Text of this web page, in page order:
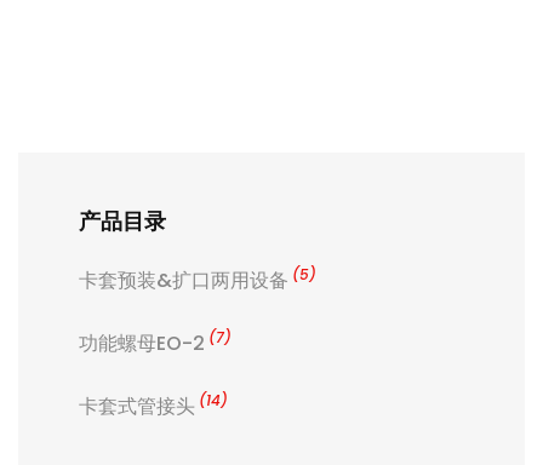
产品目录
卡套预装&扩口两用设备 (5)
功能螺母EO-2 (7)
卡套式管接头 (14)